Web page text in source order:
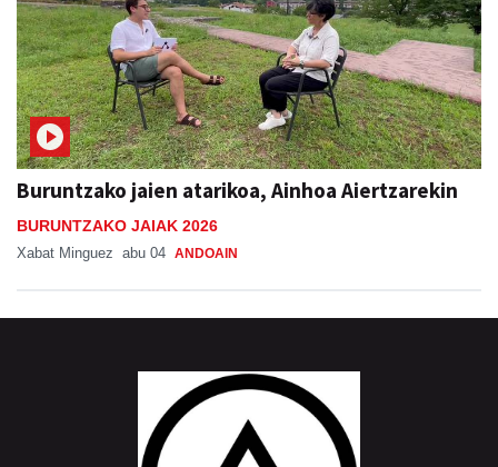
Buruntzako jaien atarikoa, Ainhoa Aiertzarekin
BURUNTZAKO JAIAK 2026
Xabat Minguez abu 04 ANDOAIN